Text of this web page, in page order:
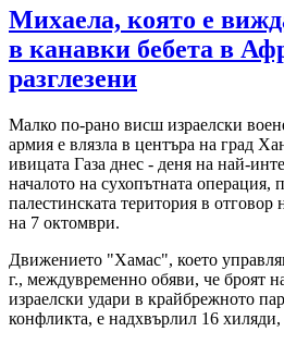
Михаела, която е
в канавки бебета в
разглезени
Малко по-рано висш израелски
армия е влязла в центъра на град
ивицата Газа днес - деня на най-
началото на сухопътната операция,
палестинската територия в отговор
на 7 октомври.
Движението "Хамас", което
г., междувременно обяви, че броят
израелски удари в крайбрежното
конфликта, е надхвърлил 16